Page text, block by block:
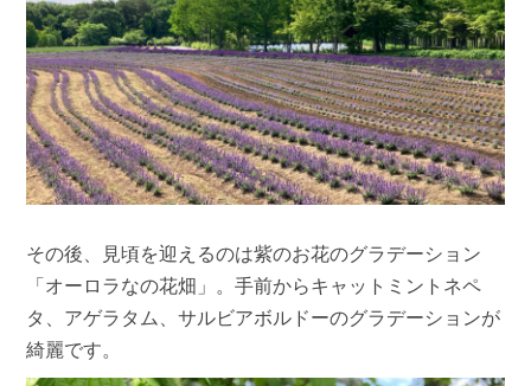
その後、見頃を迎えるのは紫のお花のグラデーション
「オーロラなの花畑」。手前からキャットミントネペ
タ、アゲラタム、サルビアボルドーのグラデーションが
綺麗です。